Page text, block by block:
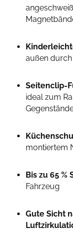
außen
Seitenclip-
ideal zum
montiertem
Bis zu 65 %
Fahrzeug
Gute Sicht